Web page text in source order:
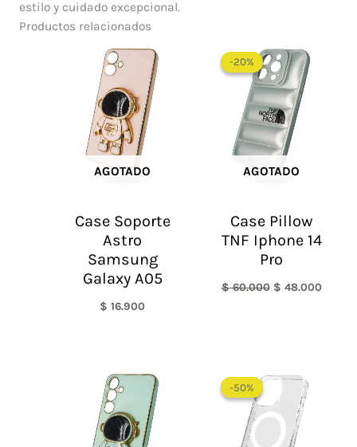
estilo y cuidado excepcional.
Productos relacionados
AGOTADO
Case Soporte
Astro
Samsung
Galaxy A05
$ 16.900
-20%
AGOTADO
-20%
Case Pillow
TNF Iphone 14
Pro
$60.000
precio
original
era:
$ 60.000.
$ 48.000
-50%
-50%
de
precios:
desde
$ 30.000
hasta